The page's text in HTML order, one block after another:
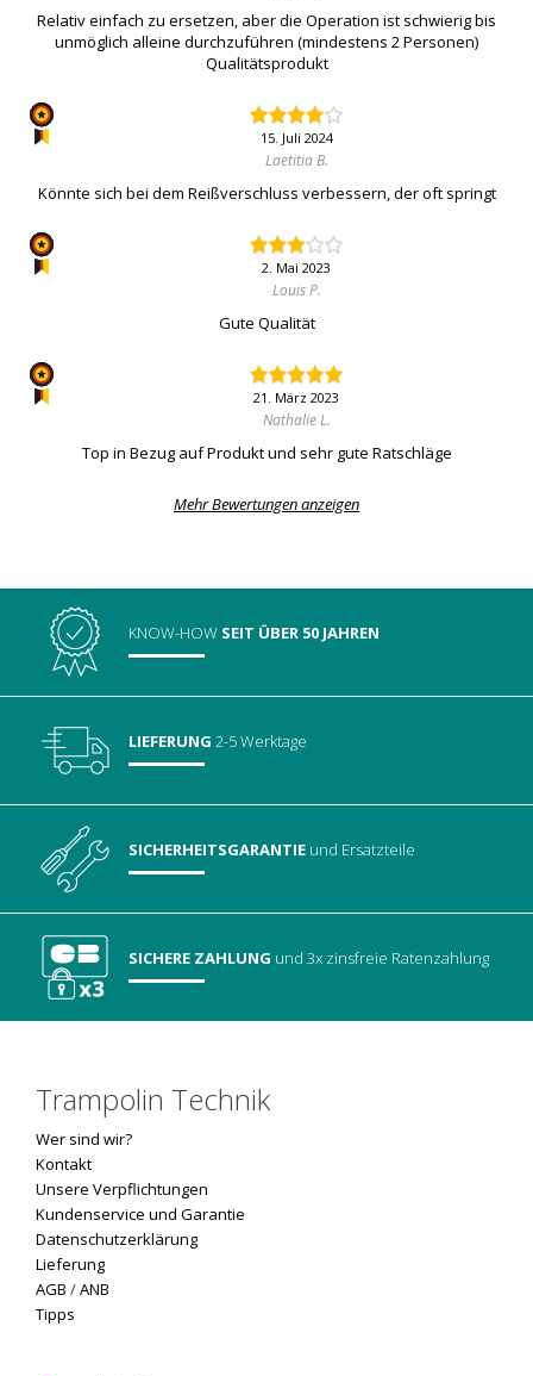
Relativ einfach zu ersetzen, aber die Operation ist schwierig bis
unmöglich alleine durchzuführen (mindestens 2 Personen)
Qualitätsprodukt
15. Juli 2024
Laetitia B.
Könnte sich bei dem Reißverschluss verbessern, der oft springt
2. Mai 2023
Louis P.
Gute Qualität
21. März 2023
Nathalie L.
Top in Bezug auf Produkt und sehr gute Ratschläge
Mehr Bewertungen anzeigen
KNOW-HOW SEIT ÜBER 50 JAHREN
LIEFERUNG 2-5 Werktage
SICHERHEITSGARANTIE und Ersatzteile
SICHERE ZAHLUNG und 3x zinsfreie Ratenzahlung
Trampolin Technik
Wer sind wir?
Kontakt
Unsere Verpflichtungen
Kundenservice und Garantie
Datenschutzerklärung
Lieferung
AGB /ANB
Tipps